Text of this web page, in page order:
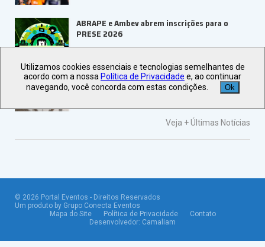
ABRAPE e Ambev abrem inscrições para o
PRESE 2026
ALAGEV aponta tendências para viagens
corporativas em 2027
Veja +Últimas Notícias
© 2026 Portal Eventos - Direitos Reservados
Um produto by Grupo Conecta Eventos
Mapa do Site
Política de Privacidade
Contato
Desenvolvedor: Camaliam
Utilizamos cookies essenciais e tecnologias semelhantes de
acordo com a nossa Política de Privacidade e, ao continuar
navegando, você concorda com estas condições.
Ok